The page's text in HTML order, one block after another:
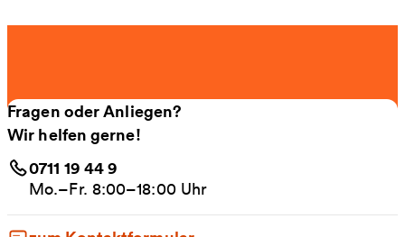
Fragen oder Anliegen?
Wir helfen gerne!
0711 19 44 9
Mo.–Fr. 8:00–18:00 Uhr